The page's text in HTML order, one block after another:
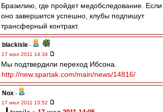
Бразилию, где пройдет медобследование. Если
оно завершится успешно, клубы подпишут
трансферный контракт.
blackisle -
17 июл 2011 14:34
Мы подтвердили переход Ибсона.
http://new.spartak.com/main/news/14816/
Nox -
17 июл 2011 13:52